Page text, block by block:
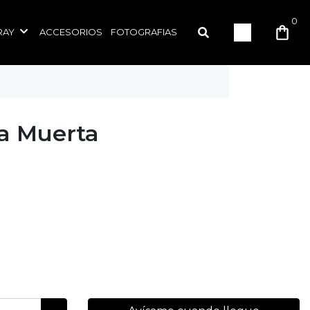
ACCESORIOS FOTOGRAFIAS
0
Muerta